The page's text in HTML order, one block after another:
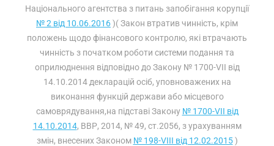
Національного агентства з питань запобігання корупції
№ 2 від 10.06.2016)( Закон втратив чинність, крім
положень щодо фінансового контролю, які втрачають
чинність з початком роботи системи подання та
оприлюднення відповідно до Закону № 1700-VII від
14.10.2014 декларацій осіб, уповноважених на
виконання функцій держави або місцевого
самоврядування,на підставі Закону № 1700-VII від
14.10.2014, ВВР, 2014, № 49, ст.2056, з урахуванням
змін, внесених Законом № 198-VIII від 12.02.2015)